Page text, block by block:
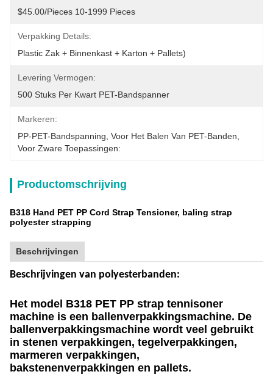
$45.00/pieces 10-1999 Pieces
Verpakking Details:
Plastic Zak + Binnenkast + Karton + Pallets)
Levering Vermogen:
500 Stuks Per Kwart PET-Bandspanner
Markeren:
PP-PET-Bandspanning Voor Het Balen Van PET-Banden
Voor Zware Toepassingen:
Productomschrijving
B318 Hand PET PP Cord Strap Tensioner, baling strap
polyester strapping
Beschrijvingen
Beschrijvingen van polyesterbanden:
Het model B318 PET PP strap tennisoner
machine is een ballenverpakkingsmachine. De
ballenverpakkingsmachine wordt veel gebruikt
in stenen verpakkingen, tegelverpakkingen,
marmeren verpakkingen,
bakstenenverpakkingen en pallets.